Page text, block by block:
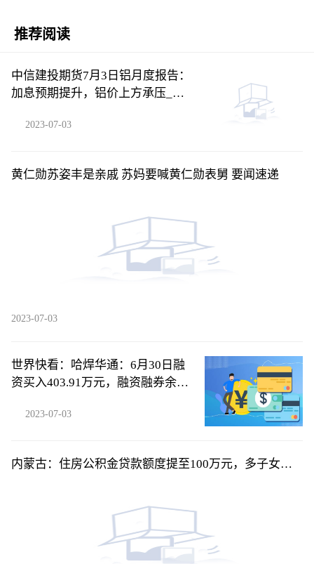
推荐阅读
中信建投期货7月3日铝月度报告：
加息预期提升，铝价上方承压_今
2023-07-03
黄仁勋苏姿丰是亲戚 苏妈要喊黄仁勋表舅 要闻速递
2023-07-03
世界快看：哈焊华通：6月30日融
资买入403.91万元，融资融券余额
2023-07-03
内蒙古：住房公积金贷款额度提至100万元，多子女家